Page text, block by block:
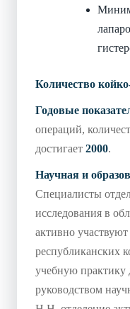
Количество
Годовые
операций,
достигает 2000.
Научная и
Специалисты
исследования в
активно
республиканских
учебную
руководством